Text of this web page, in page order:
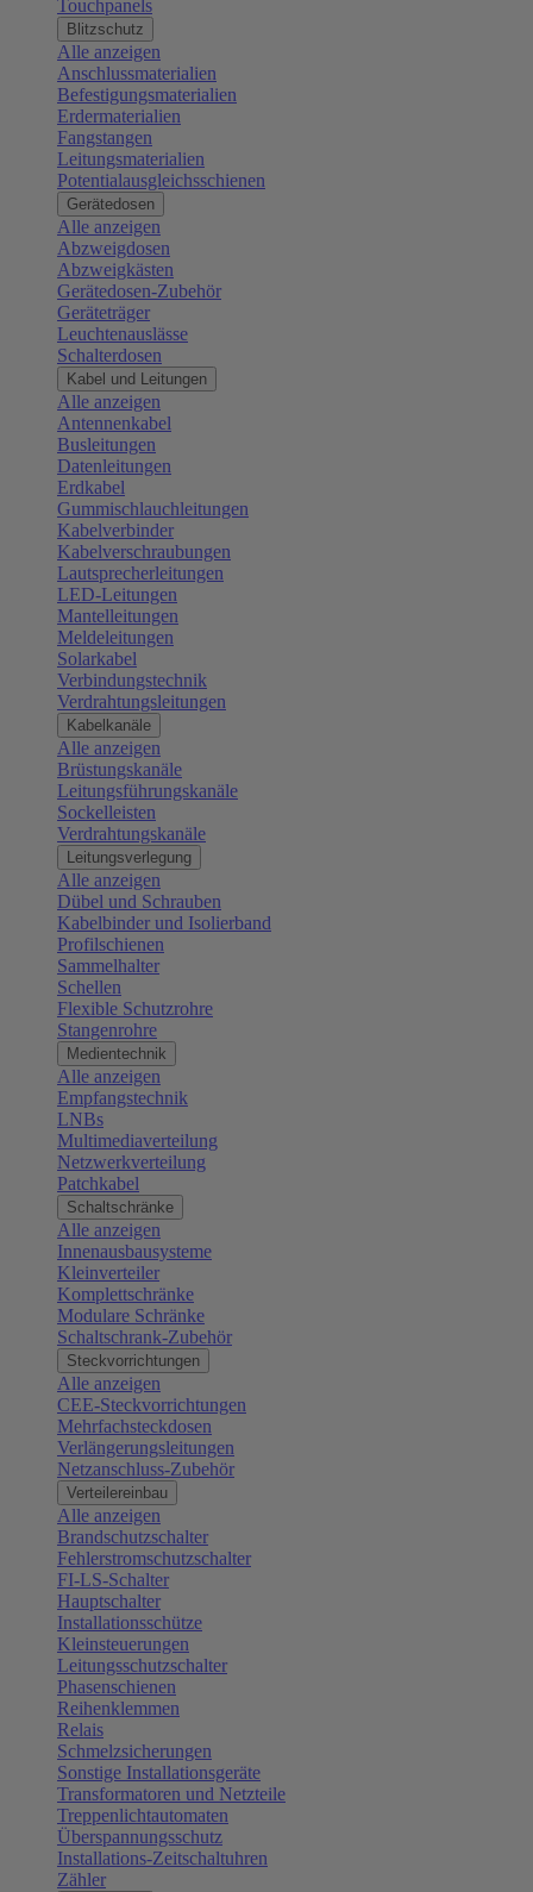
Touchpanels
Blitzschutz
Alle anzeigen
Anschlussmaterialien
Befestigungsmaterialien
Erdermaterialien
Fangstangen
Leitungsmaterialien
Potentialausgleichsschienen
Gerätedosen
Alle anzeigen
Abzweigdosen
Abzweigkästen
Gerätedosen-Zubehör
Geräteträger
Leuchtenauslässe
Schalterdosen
Kabel und Leitungen
Alle anzeigen
Antennenkabel
Busleitungen
Datenleitungen
Erdkabel
Gummischlauchleitungen
Kabelverbinder
Kabelverschraubungen
Lautsprecherleitungen
LED-Leitungen
Mantelleitungen
Meldeleitungen
Solarkabel
Verbindungstechnik
Verdrahtungsleitungen
Kabelkanäle
Alle anzeigen
Brüstungskanäle
Leitungsführungskanäle
Sockelleisten
Verdrahtungskanäle
Leitungsverlegung
Alle anzeigen
Dübel und Schrauben
Kabelbinder und Isolierband
Profilschienen
Sammelhalter
Schellen
Flexible Schutzrohre
Stangenrohre
Medientechnik
Alle anzeigen
Empfangstechnik
LNBs
Multimediaverteilung
Netzwerkverteilung
Patchkabel
Schaltschränke
Alle anzeigen
Innenausbausysteme
Kleinverteiler
Komplettschränke
Modulare Schränke
Schaltschrank-Zubehör
Steckvorrichtungen
Alle anzeigen
CEE-Steckvorrichtungen
Mehrfachsteckdosen
Verlängerungsleitungen
Netzanschluss-Zubehör
Verteilereinbau
Alle anzeigen
Brandschutzschalter
Fehlerstromschutzschalter
FI-LS-Schalter
Hauptschalter
Installationsschütze
Kleinsteuerungen
Leitungsschutzschalter
Phasenschienen
Reihenklemmen
Relais
Schmelzsicherungen
Sonstige Installationsgeräte
Transformatoren und Netzteile
Treppenlichtautomaten
Überspannungsschutz
Installations-Zeitschaltuhren
Zähler